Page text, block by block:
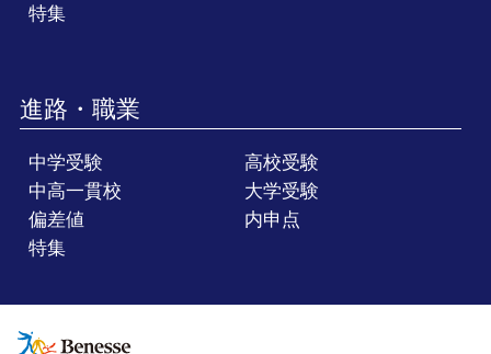
特集
進路・職業
中学受験
高校受験
中高一貫校
大学受験
偏差値
内申点
特集